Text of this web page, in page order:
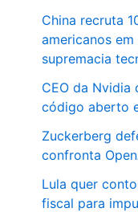
China recruta
americanos
supremacia
CEO da Nvidia
código aberto
Zuckerberg
confronta
Lula quer
fiscal para